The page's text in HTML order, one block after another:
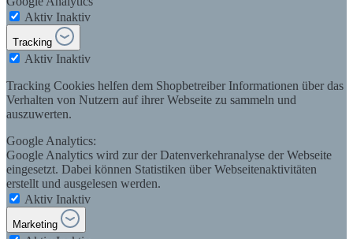
Aktiv Inaktiv
Tracking
Aktiv Inaktiv
Tracking Cookies helfen dem Shopbetreiber Informationen über das
Verhalten von Nutzern auf ihrer Webseite zu sammeln und
auszuwerten.
Google Analytics:
Google Analytics wird zur der Datenverkehranalyse der Webseite
eingesetzt. Dabei können Statistiken über Webseitenaktivitäten
erstellt und ausgelesen werden.
Aktiv Inaktiv
Marketing